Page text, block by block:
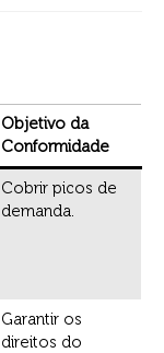
Objetivo da
Conformidade
Cobrir picos de
demanda.
Garantir os
direitos do